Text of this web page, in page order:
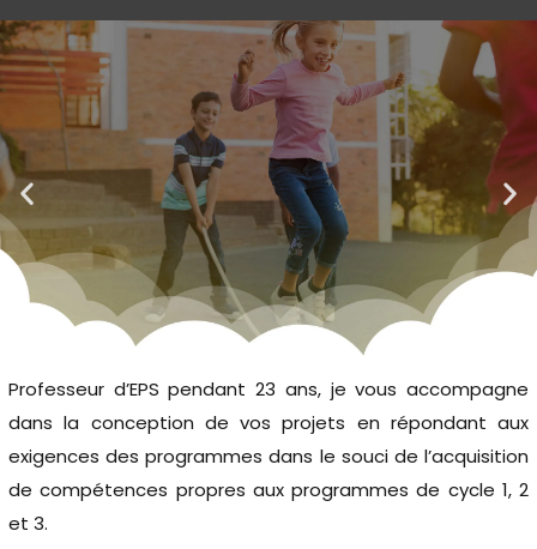
Sagna Sol’utions
L’expertise adaptée à vos projets : École, mairie et
collectivités
Professeur d’EPS pendant 23 ans, je vous accompagne
dans la conception de vos projets en répondant aux
exigences des programmes dans le souci de l’acquisition
de compétences propres aux programmes de cycle 1, 2
et 3.